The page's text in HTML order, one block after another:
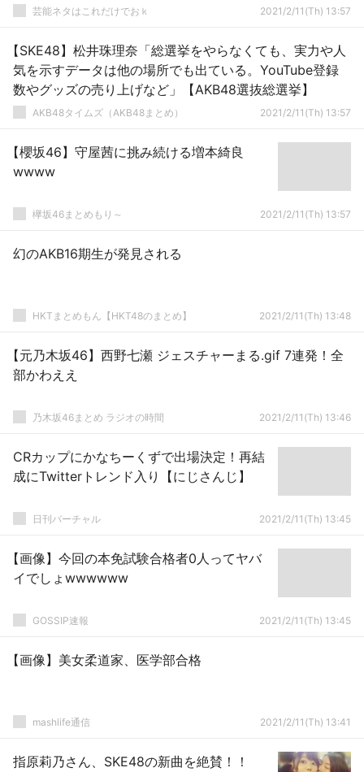
芸能ネタはこれだけでおｋ 2021/2/11(Th) 13:57
【SKE48】松井珠理奈「総選挙をやらなくても、実力や人
気を示すデータは他の場所でも出ている。YouTube登録
数やグッズの売り上げなど」【AKB48選抜総選挙】
AKB48タイムズ（AKB48まとめ） 2021/2/11(Th) 13:57
【櫻坂46】守屋茜に挑み続ける増本綺良
wwww
欅坂46まとめもり～ 2021/2/11(Th) 13:57
幻のAKB16期生が発見される
HKTまとめもん【HKT48のまとめ】 2021/2/11(Th) 13:48
【元乃木坂46】西野七瀬 ジェスチャーまる.gif 7連発！全
部かわええ
乃木坂46まとめ ラジオの時間 2021/2/11(Th) 13:46
CRカップにかなちーくずで出場決定！再結
成にTwitterトレンド入り【にじさんじ】
日刊バーチャル 2021/2/11(Th) 13:45
【画像】今回の本免試験合格者0人ってヤバ
イでしょwwwwww
GOSSIP速報 2021/2/11(Th) 13:45
【画像】美女柔道家、医学部合格
mashlife通信 2021/2/11(Th) 13:41
指原莉乃さん、SKE48の新曲を絶賛！！